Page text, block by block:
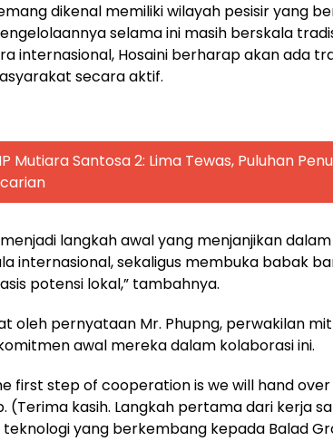
dikenal memiliki wilayah pesisir yang
selama ini masih berskala
internasional, Hosaini berharap akan ada
secara aktif.
Mutiara Santosa 2: Lima Tewas, Puluhan
menjadi langkah awal yang menjanjikan
internasional, sekaligus membuka babak
potensi lokal,” tambahnya.
oleh pernyataan Mr. Phupng, perwakilan
awal mereka dalam kolaborasi ini.
first step of cooperation is we will hand
(Terima kasih. Langkah pertama dari kerja
yang berkembang kepada Balad